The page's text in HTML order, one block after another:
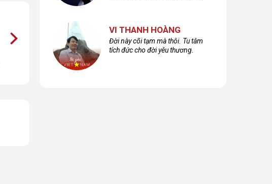
Nhớ Mưa - Mùa mưa
VI THANH HOÀNG
Đời này cõi tạm mà thôi. Tu tâm
tích đức cho đời yêu thương.